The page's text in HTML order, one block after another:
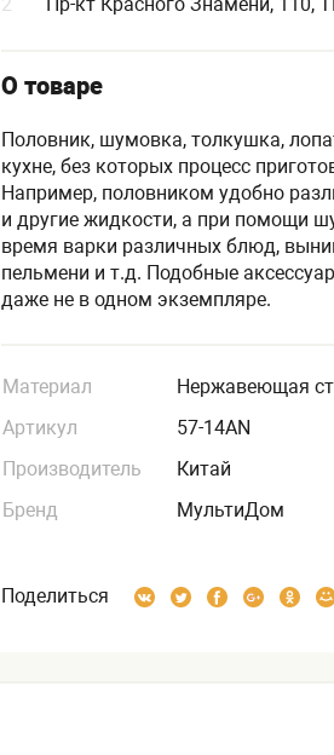
О товаре
Половник, шумовка, толкушка,
кухне, без которых процесс
Например, половником удобно
и другие жидкости, а при помощи
время варки различных блюд,
пельмени и т.д. Подобные
даже не в одном экземпляре.
Материал
Нержавеющая
Артикул
57-14AN
Производитель
Китай
Бренд
МультиДом
Поделиться